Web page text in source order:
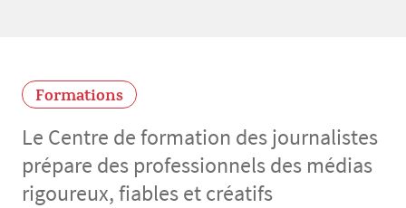
Formations
Le Centre de formation des journalistes
prépare des professionnels des médias
rigoureux, fiables et créatifs